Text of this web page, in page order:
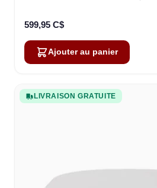
599,95 C$
Ajouter au panier
LIVRAISON GRATUITE